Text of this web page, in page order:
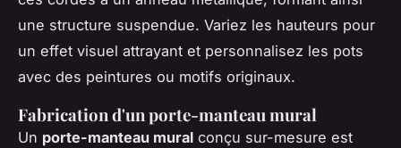
une structure suspendue. Variez les hauteurs pour
un effet visuel attrayant et personnalisez les pots
avec des peintures ou motifs originaux.
Fabrication d'un porte-manteau mural
Un porte-manteau mural conçu sur-mesure est